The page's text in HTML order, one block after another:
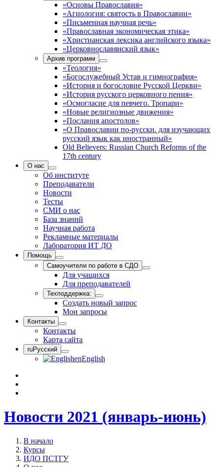
«Основы Православия»
«Агиология: святость в Православии»
«Письменная научная речь»
«Православная экономическая этика»
«Христианская лексика английского языка»
«Церковнославянский язык»
Архив программ
«Теология»
«Богослужебный Устав и гимнография»
«История и богословие Русской Церкви»
«История русского церковного пения»
«Осмогласие для певчего. Тропари»
«Новые религиозные движения»
«Послания апостолов»
«О Православии по-русски. для изучающих
русский язык как иностранный»
Old Believers: Russian Church Reforms of the
17th century
О нас
Об институте
Преподаватели
Новости
Тесты
СМИ о нас
База знаний
Научная работа
Рекламные материалы
Лаборатория ИТ ДО
Помощь
Самоучители по работе в СДО
Для учащихся
Для преподавателей
Техподдержка:
Создать новый запрос
Мои запросы
Контакты
Контакты
Карта сайта
ruРусский
enEnglish
Новости 2021 (январь-июнь)
В начало
Курсы
ИДО ПСТГУ